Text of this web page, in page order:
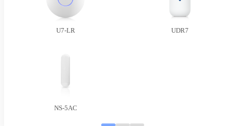
U7-LR UDR7
NS-5AC